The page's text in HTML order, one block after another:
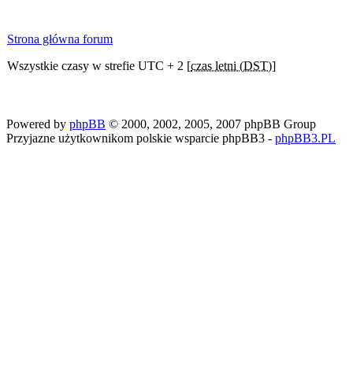
Strona główna forum
Wszystkie czasy w strefie UTC + 2 [czas letni (DST)]
Powered by phpBB © 2000, 2002, 2005, 2007 phpBB Group
Przyjazne użytkownikom polskie wsparcie phpBB3 - phpBB3.PL